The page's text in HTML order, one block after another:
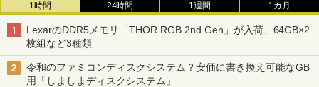
1時間 24時間 1週間 1カ月
LexarのDDR5メモリ「THOR RGB 2nd Gen」が入荷、64GB×2
枚組など3種類
令和のファミコンディスクシステム？安価に書き換え可能なGB
用「しましまディスクシステム」